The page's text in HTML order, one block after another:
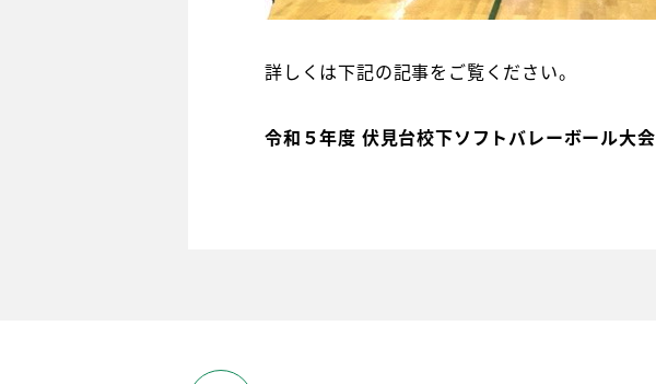
詳しくは下記の記事をご覧ください。
令和５年度 伏見台校下ソフトバレーボール大会